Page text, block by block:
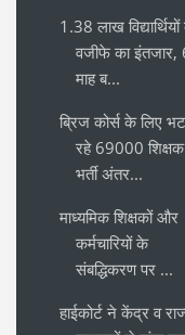
1.38 लाख
वजीफे का इंतजार,
माह ब...
ब्रिज कोर्स के लिए
रहे 69000 शिक्षक
भर्ती अंतर...
माध्यमिक शिक्षकों और
कर्मचारियों के
संबद्धिकरण पर ...
हाईकोर्ट ने केंद्र व